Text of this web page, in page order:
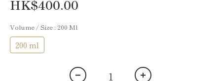
HK$400.00
Volume / Size : 200 Ml
200 ml